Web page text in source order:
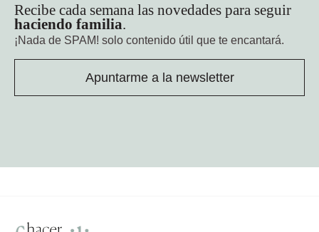
Recibe cada semana las novedades para seguir
haciendo familia.
¡Nada de SPAM! solo contenido útil que te encantará.
Apuntarme a la newsletter